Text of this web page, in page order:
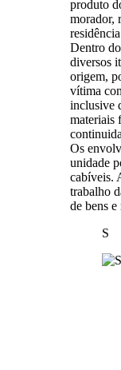
produto
morador,
Dentro
diversos
origem,
vítima
inclusive
materiais
Os
unidade
cabíveis.
trabalho
de bens
S